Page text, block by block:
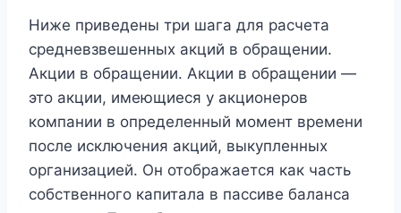
Ниже приведены три шага для расчета
средневзвешенных акций в обращении.
Акции в обращении. Акции в обращении —
это акции, имеющиеся у акционеров
компании в определенный момент времени
после исключения акций, выкупленных
организацией. Он отображается как часть
собственного капитала в пассиве баланса